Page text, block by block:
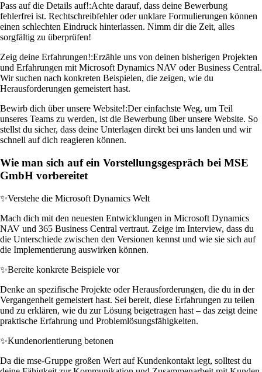
Pass auf die Details auf!:Achte darauf, dass deine Bewerbung
fehlerfrei ist. Rechtschreibfehler oder unklare Formulierungen können
einen schlechten Eindruck hinterlassen. Nimm dir die Zeit, alles
sorgfältig zu überprüfen!
Zeig deine Erfahrungen!:Erzähle uns von deinen bisherigen Projekten
und Erfahrungen mit Microsoft Dynamics NAV oder Business Central.
Wir suchen nach konkreten Beispielen, die zeigen, wie du
Herausforderungen gemeistert hast.
Bewirb dich über unsere Website!:Der einfachste Weg, um Teil
unseres Teams zu werden, ist die Bewerbung über unsere Website. So
stellst du sicher, dass deine Unterlagen direkt bei uns landen und wir
schnell auf dich reagieren können.
Wie man sich auf ein Vorstellungsgespräch bei MSE
GmbH vorbereitet
✨Verstehe die Microsoft Dynamics Welt
Mach dich mit den neuesten Entwicklungen in Microsoft Dynamics
NAV und 365 Business Central vertraut. Zeige im Interview, dass du
die Unterschiede zwischen den Versionen kennst und wie sie sich auf
die Implementierung auswirken können.
✨Bereite konkrete Beispiele vor
Denke an spezifische Projekte oder Herausforderungen, die du in der
Vergangenheit gemeistert hast. Sei bereit, diese Erfahrungen zu teilen
und zu erklären, wie du zur Lösung beigetragen hast – das zeigt deine
praktische Erfahrung und Problemlösungsfähigkeiten.
✨Kundenorientierung betonen
Da die mse-Gruppe großen Wert auf Kundenkontakt legt, solltest du